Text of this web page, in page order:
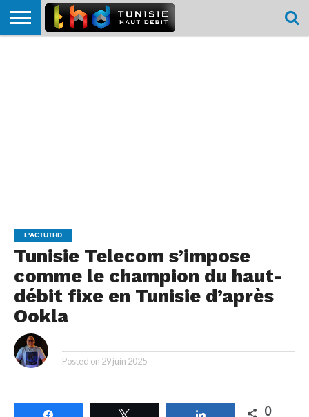
L'ACTUTHD
Tunisie Telecom s’impose
comme le champion du haut-
débit fixe en Tunisie d’après
Ookla
Posted on 29 juin 2025
Partagez 0